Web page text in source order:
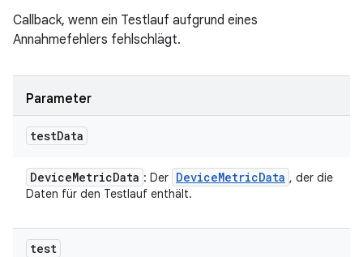
Callback, wenn ein Testlauf aufgrund eines
Annahmefehlers fehlschlägt.
Parameter
testData
DeviceMetricData : Der DeviceMetricData , der die
Daten für den Testlauf enthält.
test